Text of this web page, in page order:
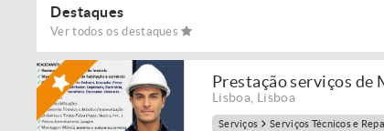
Destaques
Ver todos os destaques
Prestação serviços de
Lisboa Lisboa
Serviços Serviços Técnicos e